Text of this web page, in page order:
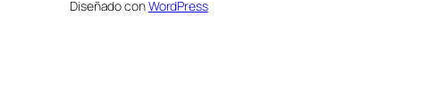
Diseñado conWordPress